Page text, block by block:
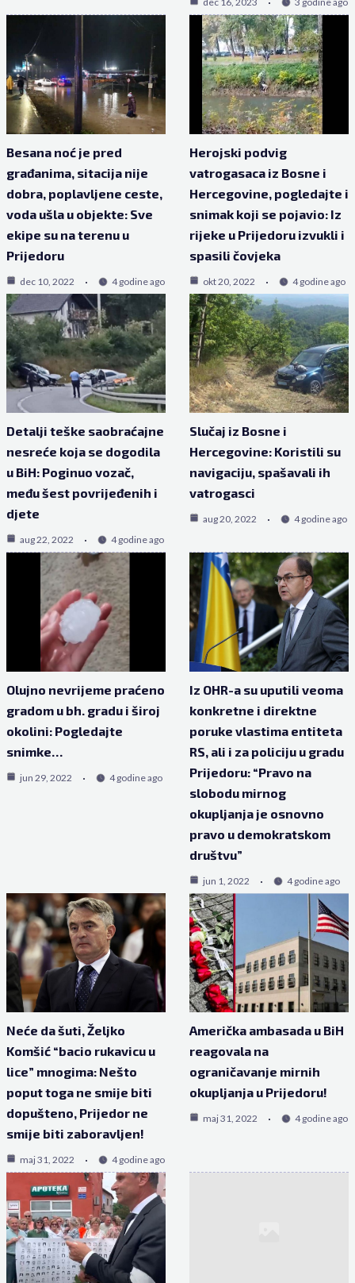
Besana noć je pred
građanima, sitacija nije
dobra, poplavljene ceste,
voda ušla u objekte: Sve
ekipe su na terenu u
Prijedoru
dec 10, 2022 4 godine ago
Herojski podvig
vatrogasaca iz Bosne i
Hercegovine, pogledajte i
snimak koji se pojavio: Iz
rijeke u Prijedoru izvukli i
spasili čovjeka
okt 20, 2022 4 godine ago
Detalji teške saobraćajne
nesreće koja se dogodila
u BiH: Poginuo vozač,
među šest povrijeđenih i
djete
aug 22, 2022 4 godine ago
Slučaj iz Bosne i
Hercegovine: Koristili su
navigaciju, spašavali ih
vatrogasci
aug 20, 2022 4 godine ago
Olujno nevrijeme praćeno
gradom u bh. gradu i široj
okolini: Pogledajte
snimke…
jun 29, 2022 4 godine ago
Iz OHR-a su uputili veoma
konkretne i direktne
poruke vlastima entiteta
RS, ali i za policiju u gradu
Prijedoru: “Pravo na
slobodu mirnog
okupljanja je osnovno
pravo u demokratskom
društvu”
jun 1, 2022 4 godine ago
Neće da šuti, Željko
Komšić “bacio rukavicu u
lice” mnogima: Nešto
poput toga ne smije biti
dopušteno, Prijedor ne
smije biti zaboravljen!
maj 31, 2022 4 godine ago
Američka ambasada u BiH
reagovala na
ograničavanje mirnih
okupljanja u Prijedoru!
maj 31, 2022 4 godine ago